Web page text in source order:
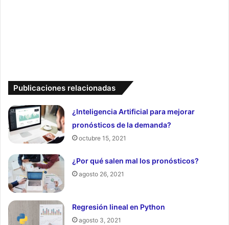
Publicaciones relacionadas
¿Inteligencia Artificial para mejorar
pronósticos de la demanda?
octubre 15, 2021
¿Por qué salen mal los pronósticos?
agosto 26, 2021
Regresión lineal en Python
agosto 3, 2021